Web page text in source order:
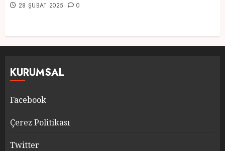
28 ŞUBAT 2025 0
KURUMSAL
Facebook
Çerez Politikası
Twitter